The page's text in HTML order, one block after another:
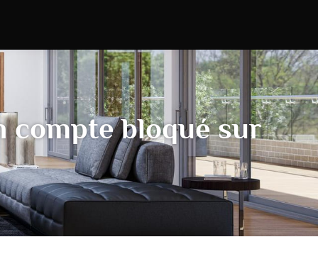
compte bloqué sur